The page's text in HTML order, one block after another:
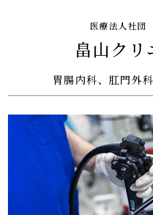
医療法人社
畠山クリ
胃腸内科、肛門外